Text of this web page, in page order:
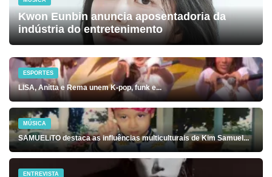
Kwon Eunbin anuncia aposentadoria da
indústria do entretenimento
ESPORTES
LISA, Anitta e Rema unem K-pop, funk e...
MÚSICA
SAMUELiTO destaca as influências multiculturais de Kim Samuel...
ENTREVISTA